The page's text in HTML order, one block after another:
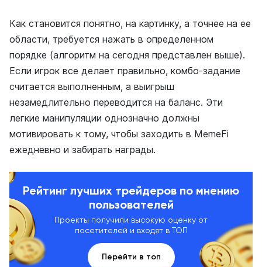
Как становится понятно, на картинку, а точнее на ее
области, требуется нажать в определенном
порядке (алгоритм на сегодня представлен выше).
Если игрок все делает правильно, комбо-задание
считается выполненным, а выигрыш
незамедлительно переводится на баланс. Эти
легкие манипуляции однозначно должны
мотивировать к тому, чтобы заходить в MemeFi
ежедневно и забирать награды.
Рейтинг лучших трейдеров по мнению
пользователей
Проекты получили высокую оценку от
посетителей и входят в ТОП
Перейти в топ